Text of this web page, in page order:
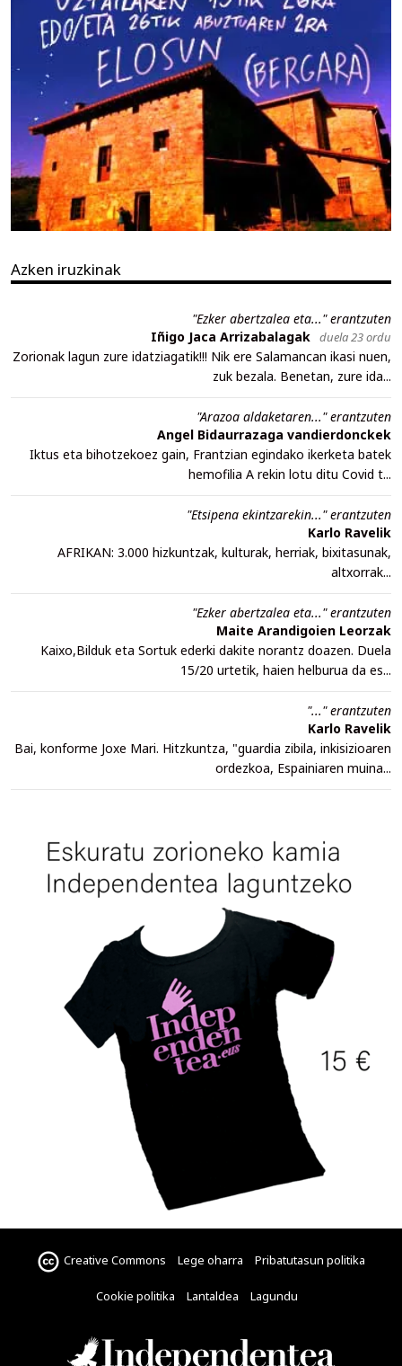
Azken iruzkinak
"Ezker abertzalea eta..." erantzuten
Iñigo Jaca Arrizabalagak duela 23 ordu
Zorionak lagun zure idatziagatik!!! Nik ere Salamancan ikasi nuen,
zuk bezala. Benetan, zure ida...
"Arazoa aldaketaren..." erantzuten
Angel Bidaurrazaga vandierdonckek
Iktus eta bihotzekoez gain, Frantzian egindako ikerketa batek
hemofilia A rekin lotu ditu Covid t...
"Etsipena ekintzarekin..." erantzuten
Karlo Ravelik
AFRIKAN: 3.000 hizkuntzak, kulturak, herriak, bixitasunak,
altxorrak...
"Ezker abertzalea eta..." erantzuten
Maite Arandigoien Leorzak
Kaixo,Bilduk eta Sortuk ederki dakite norantz doazen. Duela
15/20 urtetik, haien helburua da es...
"..." erantzuten
Karlo Ravelik
Bai, konforme Joxe Mari. Hitzkuntza, "guardia zibila, inkisizioaren
ordezkoa, Espainiaren muina...
Creative Commons Lege oharra Pribatutasun politika
Cookie politika Lantaldea Lagundu